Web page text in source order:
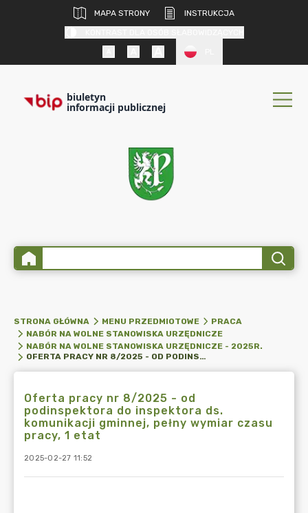
MAPA STRONY
INSTRUKCJA
biuletyn
informacji publicznej
STRONA GŁÓWNA MENU PRZEDMIOTOWE
PRACA
NABÓR NA WOLNE STANOWISKA URZĘDNICZE
NABÓR NA WOLNE STANOWISKA URZĘDNICZE - 2025R.
OFERTA PRACY NR 8/2025 - OD PODINSPEKTORA DO INSPEKTORA DS. KOMUNIKACJI GMINNEJ, PEŁNY WYMIAR CZASU PRACY, 1 ETAT
Oferta pracy nr 8/2025 - od
podinspektora do inspektora ds.
komunikacji gminnej, pełny wymiar czasu
pracy, 1 etat
2025-02-27 11:52